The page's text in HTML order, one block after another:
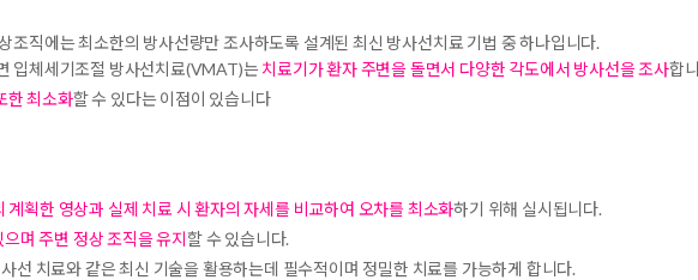
조직에는 최소한의 방사선량만 조사하도록 설계된 최신 방사선치료 기법 중 하나입니다.
입체세기조절 방사선치료(VMAT)는치료기가 환자 주변을 돌면서 다양한 각도에서 방사선을 조사합
한 최소화할 수 있다는 이점이 있습니다
계획한 영상과 실제 치료 시 환자의 자세를 비교하여 오차를 최소화하기 위해 실시됩니다.
며 주변 정상 조직을 유지할 수 있습니다.
선 치료와 같은 최신 기술을 활용하는데 필수적이며 정밀한 치료를 가능하게 합니다.